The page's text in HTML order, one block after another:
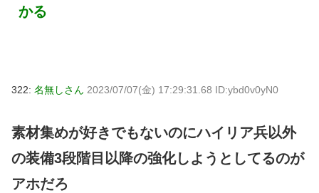
かる
322: 名無しさん 2023/07/07(金) 17:29:31.68 ID:ybd0v0yN0
素材集めが好きでもないのにハイリア兵以外
の装備3段階目以降の強化しようとしてるのが
アホだろ